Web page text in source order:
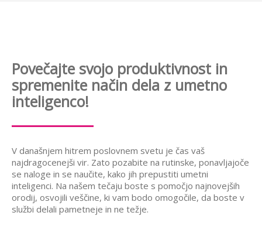
Povečajte svojo produktivnost in
spremenite način dela z umetno
inteligenco!
V današnjem hitrem poslovnem svetu je čas vaš
najdragocenejši vir. Zato pozabite na rutinske, ponavljajoče
se naloge in se naučite, kako jih prepustiti umetni
inteligenci. Na našem tečaju boste s pomočjo najnovejših
orodij, osvojili veščine, ki vam bodo omogočile, da boste v
službi delali pametneje in ne težje.